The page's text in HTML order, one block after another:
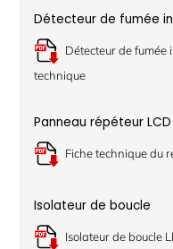
Détecteur de fumée
Détecteur de
technique
Panneau répéteur LCD
Fiche technique du
Isolateur de boucle
Isolateur de boucle